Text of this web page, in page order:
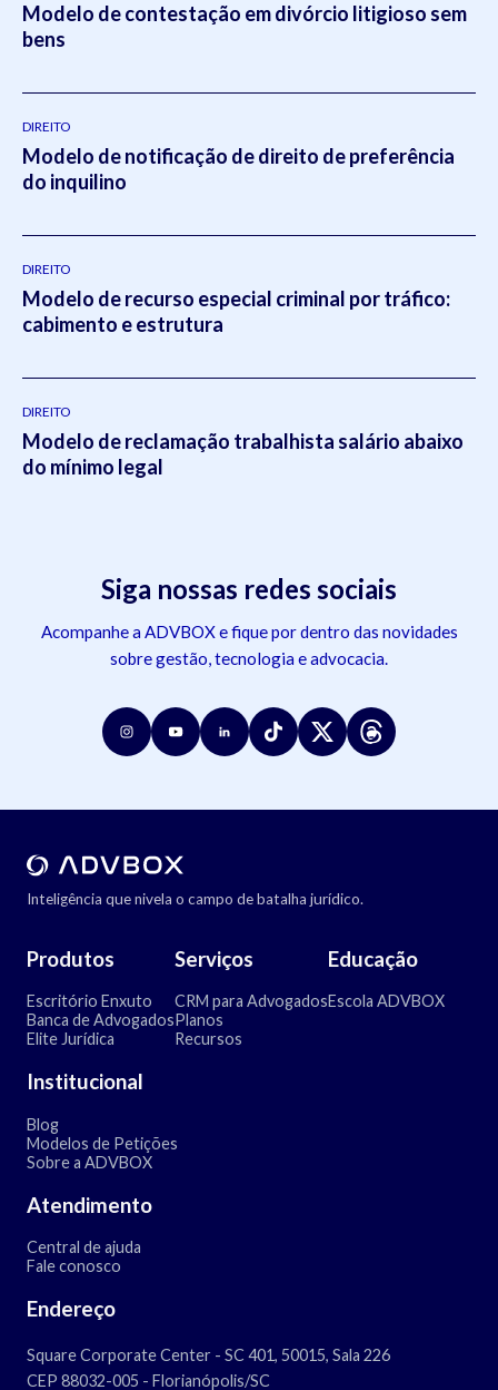
Modelo de contestação em divórcio litigioso sem
bens
DIREITO
Modelo de notificação de direito de preferência
do inquilino
DIREITO
Modelo de recurso especial criminal por tráfico:
cabimento e estrutura
DIREITO
Modelo de reclamação trabalhista salário abaixo
do mínimo legal
Siga nossas redes sociais
Acompanhe a ADVBOX e fique por dentro das novidades
sobre gestão, tecnologia e advocacia.
Inteligência que nivela o campo de batalha jurídico.
Produtos
Escritório Enxuto
Banca de Advogados
Elite Jurídica
Serviços
CRM para Advogados
Planos
Recursos
Educação
Escola ADVBOX
Institucional
Blog
Modelos de Petições
Sobre a ADVBOX
Atendimento
Central de ajuda
Fale conosco
Endereço
Square Corporate Center - SC 401, 50015, Sala 226
CEP 88032-005 - Florianópolis/SC